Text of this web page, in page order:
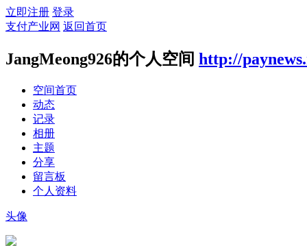
立即注册 登录
支付产业网 返回首页
JangMeong926的个人空间 http://
空间首页
动态
记录
相册
主题
分享
留言板
个人资料
头像